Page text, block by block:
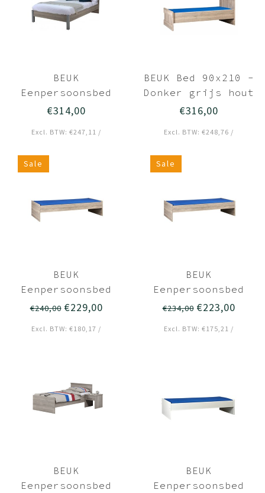
BEUK
Eenpersoonsbed
90x220
- Best
€314,00
Excl. BTW: €247,11 /
BEUK Bed 90x210 -
Donker grijs hout
- Storm
€316,00
Excl. BTW: €248,76 /
Sale
BEUK
Eenpersoonsbed
90x220
- Budel
€240,00€229,00
Excl. BTW: €180,17 /
Sale
BEUK
Eenpersoonsbed
90x210
- Budel
€234,00€223,00
Excl. BTW: €175,21 /
BEUK
Eenpersoonsbed
BEUK
Eenpersoonsbed